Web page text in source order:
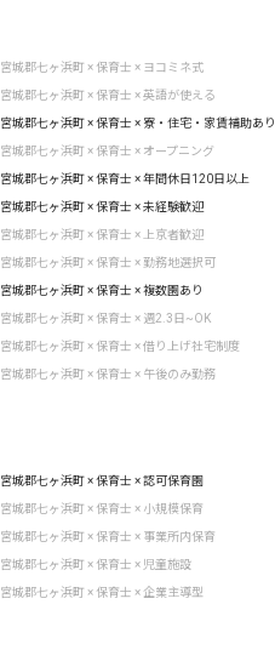
宮城郡七ヶ浜町 × 保育士 × ヨコミネ式
宮城郡七ヶ浜町 × 保育士 × 英語が使える
宮城郡七ヶ浜町 × 保育士 × 寮・住宅・家賃補助あり
宮城郡七ヶ浜町 × 保育士 × オープニング
宮城郡七ヶ浜町 × 保育士 × 年間休日120日以上
宮城郡七ヶ浜町 × 保育士 × 未経験歓迎
宮城郡七ヶ浜町 × 保育士 × 上京者歓迎
宮城郡七ヶ浜町 × 保育士 × 勤務地選択可
宮城郡七ヶ浜町 × 保育士 × 複数園あり
宮城郡七ヶ浜町 × 保育士 × 週2.3日~OK
宮城郡七ヶ浜町 × 保育士 × 借り上げ社宅制度
宮城郡七ヶ浜町 × 保育士 × 午後のみ勤務
宮城郡七ヶ浜町 × 保育士 × 認可保育園
宮城郡七ヶ浜町 × 保育士 × 小規模保育
宮城郡七ヶ浜町 × 保育士 × 事業所内保育
宮城郡七ヶ浜町 × 保育士 × 児童施設
宮城郡七ヶ浜町 × 保育士 × 企業主導型